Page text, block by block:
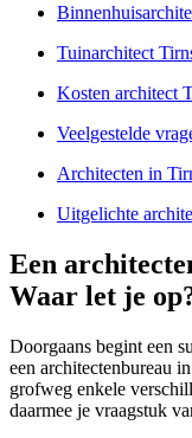
Tuinarchitect
Kosten architect
Veelgestelde
Architecten in
Uitgelichte
Een
Waar let je
Doorgaans begint een
een architectenbureau
grofweg enkele
daarmee je vraagstuk